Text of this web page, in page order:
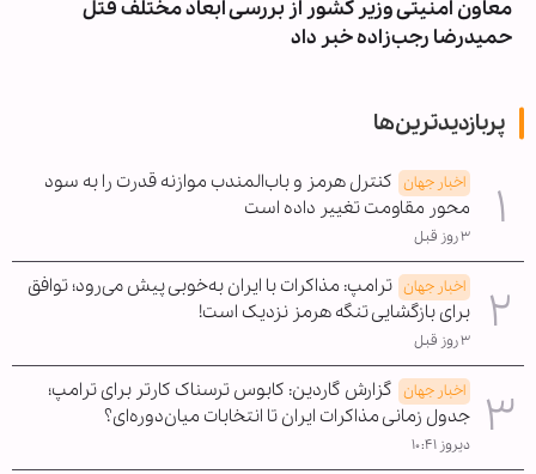
معاون امنیتی وزیر کشور از بررسی ابعاد مختلف قتل
حمیدرضا رجب‌زاده خبر داد
پربازدیدترین‌ها
اخبار جهان کنترل هرمز و باب‌المندب موازنه قدرت را به سود
محور مقاومت تغییر داده است
۳ روز قبل
اخبار جهان ترامپ: مذاکرات با ایران به‌خوبی پیش می‌رود؛ توافق
برای بازگشایی تنگه هرمز نزدیک است!
۳ روز قبل
اخبار جهان گزارش گاردین: کابوس ترسناک کارتر برای ترامپ؛
جدول زمانی مذاکرات ایران تا انتخابات میان‌دوره‌ای؟
دیروز ۱۰:۴۱